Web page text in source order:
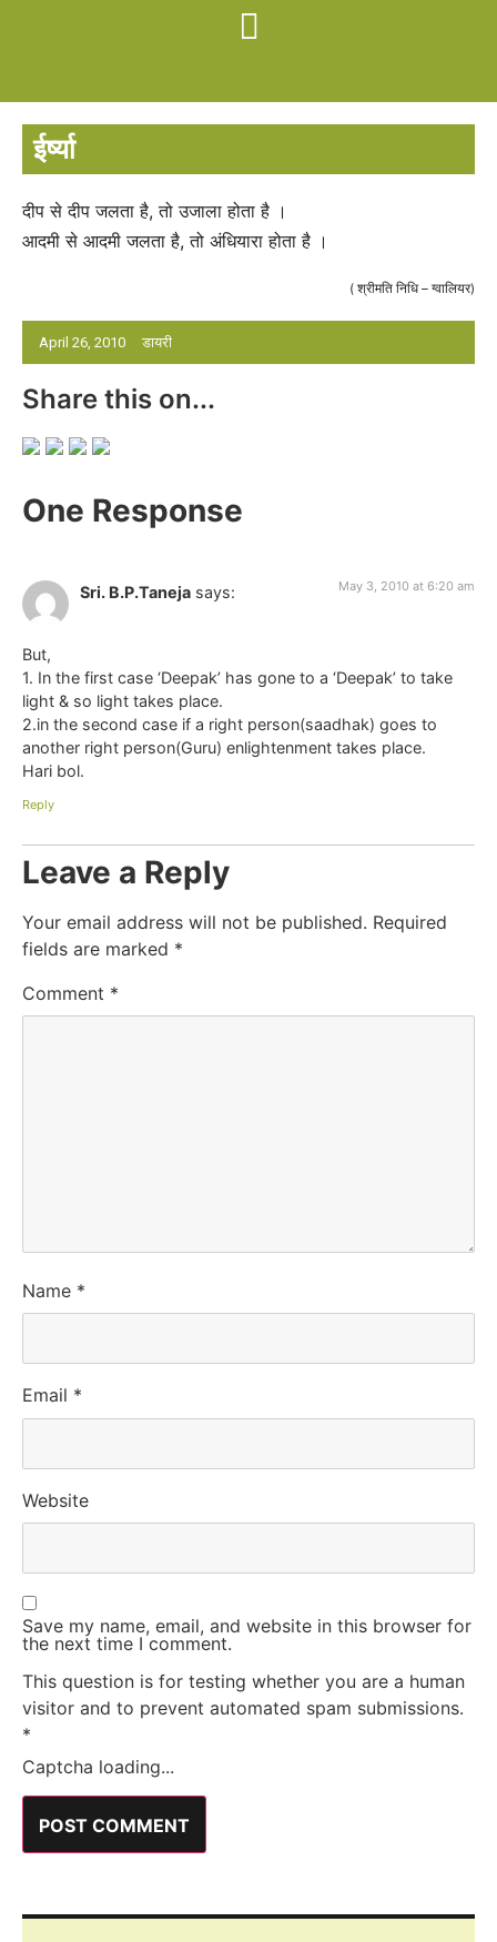
ईर्ष्या
April 26, 2010 डायरी
दीप से दीप जलता है, तो उजाला होता है ।
आदमी से आदमी जलता है, तो अंधियारा होता है ।
( श्रीमति निधि – ग्वालियर)
Share this on...
One Response
Sri. B.P.Taneja says: May 3, 2010 at 6:20 am
But,
1. In the first case ‘Deepak’ has gone to a ‘Deepak’ to take
light & so light takes place.
2.in the second case if a right person(saadhak) goes to
another right person(Guru) enlightenment takes place.
Hari bol.
Reply
Leave a Reply
Your email address will not be published. Required
fields are marked *
Comment *
Name *
Email *
Website
Save my name, email, and website in this browser for
the next time I comment.
This question is for testing whether you are a human
visitor and to prevent automated spam submissions.
*
Captcha loading...